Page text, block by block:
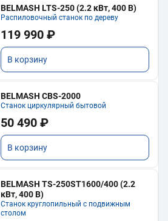
BELMASH LTS-250 (2.2 кВт, 400 В)
Распиловочный станок по дереву
119 990 ₽
В корзину
BELMASH CBS-2000
Станок циркулярный бытовой
50 490 ₽
В корзину
BELMASH TS-250ST1600/400 (2.2
кВт, 400 В)
Станок круглопильный с подвижным
столом